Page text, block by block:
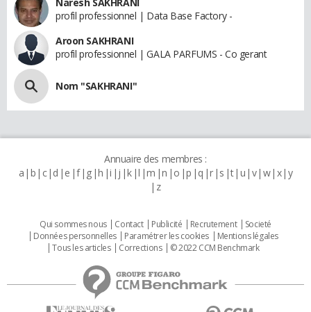
profil professionnel | Data Base Factory -
Aroon SAKHRANI
profil professionnel | GALA PARFUMS - Co gerant
Nom "SAKHRANI"
Annuaire des membres :
a b c d e f g h i j k l m n o p q r s t u v w x y
z
Qui sommes nous Contact Publicité Recrutement
Societé
Données personnelles
Paramétrer les cookies
Mentions légales
Tous les articles
Corrections © 2022 CCM Benchmark